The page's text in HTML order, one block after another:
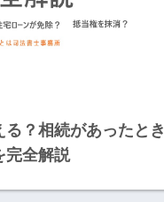
？相続があったとき
完全解説